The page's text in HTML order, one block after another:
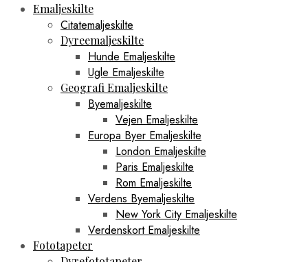
Emaljeskilte
Citatemaljeskilte
Dyreemaljeskilte
Hunde Emaljeskilte
Ugle Emaljeskilte
Geografi Emaljeskilte
Byemaljeskilte
Vejen Emaljeskilte
Europa Byer Emaljeskilte
London Emaljeskilte
Paris Emaljeskilte
Rom Emaljeskilte
Verdens Byemaljeskilte
New York City Emaljeskilte
Verdenskort Emaljeskilte
Fototapeter